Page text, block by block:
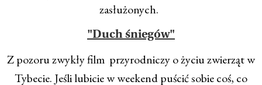
zasłużonych.
"Duch śniegów"
Z pozoru zwykły film przyrodniczy o życiu zwierząt w
Tybecie. Jeśli lubicie w weekend puścić sobie coś, co